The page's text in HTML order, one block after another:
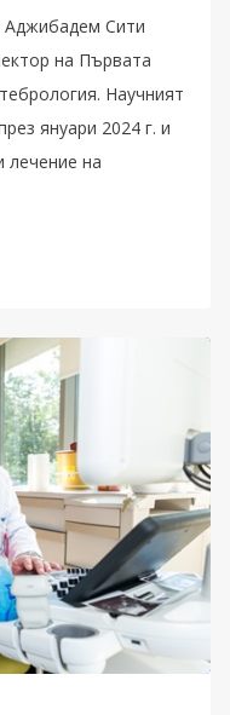
Аджибадем Сити
на Първата
Научният
януари 2024 г. и
лечение на